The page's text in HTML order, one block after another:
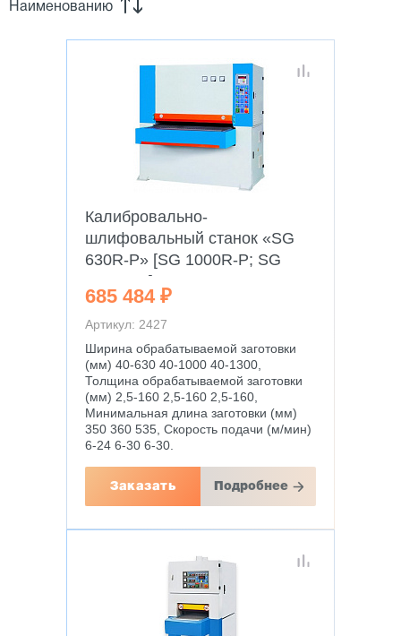
Наименованию
Калибровально-
шлифовальный станок «SG
630R-P» [SG 1000R-P; SG
1300R-P]
685 484 ₽
Артикул: 2427
Ширина обрабатываемой заготовки
(мм) 40-630 40-1000 40-1300,
Толщина обрабатываемой заготовки
(мм) 2,5-160 2,5-160 2,5-160,
Минимальная длина заготовки (мм)
350 360 535, Скорость подачи (м/мин)
6-24 6-30 6-30.
Заказать Подробнее